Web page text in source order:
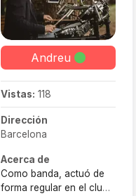
Andreu
Vistas: 118
Dirección
Barcelona
Acerca de
Como banda, actuó de
forma regular en el club